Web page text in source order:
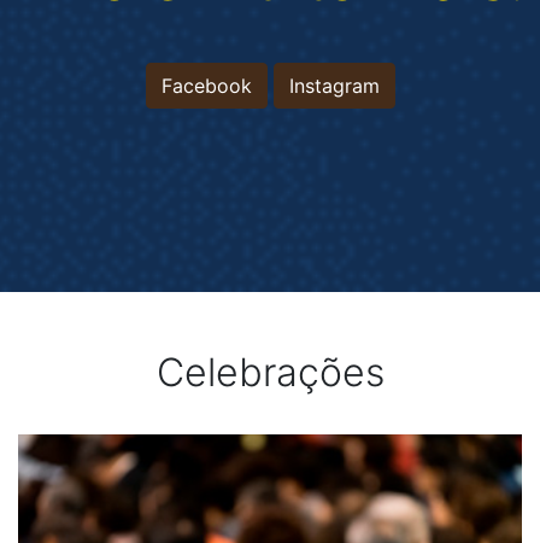
Facebook Instagram
Celebrações